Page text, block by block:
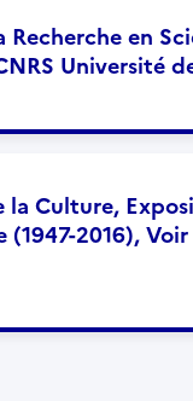
Recherche en
Université
la Culture,
(1947-2016),